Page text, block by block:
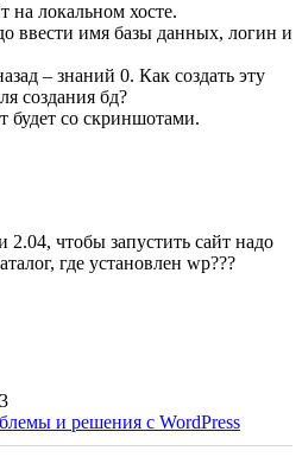
на локальном хосте.
ввести имя базы данных, логин и
– знаний 0. Как создать эту
создания бд?
будет со скриншотами.
2.04, чтобы запустить сайт надо
где установлен wp???
и решения с WordPress